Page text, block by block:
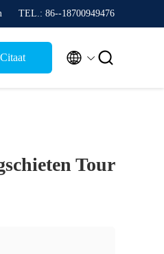
TEL.: 86--18700949476
 
Tour